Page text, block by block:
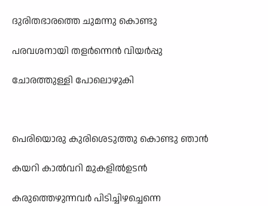
ദുരിതഭാരത്തെ ചുമന്നു കൊണ്ടു
പരവശനായി തളർന്നെൻ വിയർപ്പു
ചോരത്തുള്ളി പോലൊഴുകി
പെരിയൊരു കുരിശെടുത്തു കൊണ്ടു ഞാൻ
കയറി കാൽവറി മുകളിൽഉടൻ
കരുത്തെഴുന്നവർ പിടിച്ചിഴച്ചെന്നെ